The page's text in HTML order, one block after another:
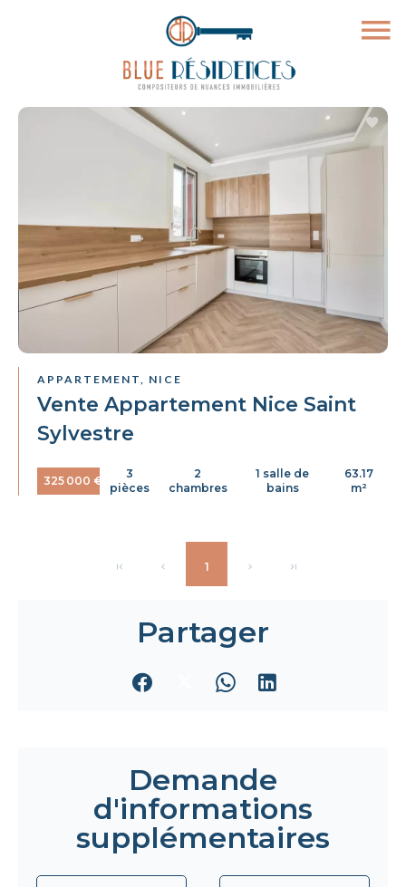
APPARTEMENT, NICE
Vente Appartement Nice Saint
Sylvestre
325 000 €
3
pièces
2
chambres
1 salle de
bains
63.17
m²
1
Partager
Demande
d'informations
supplémentaires